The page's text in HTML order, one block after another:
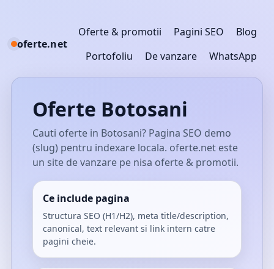
oferte.net
Oferte & promotii Pagini SEO
Blog
Portofoliu
De vanzare WhatsApp
Oferte Botosani
Cauti oferte in Botosani? Pagina SEO demo
(slug) pentru indexare locala. oferte.net este
un site de vanzare pe nisa oferte & promotii.
Ce include pagina
Structura SEO (H1/H2), meta title/description,
canonical, text relevant si link intern catre
pagini cheie.